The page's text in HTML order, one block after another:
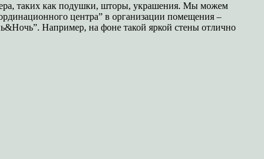
таких как подушки, шторы, украшения. Мы можем
центра” в организации помещения –
Например, на фоне такой яркой стены отлично